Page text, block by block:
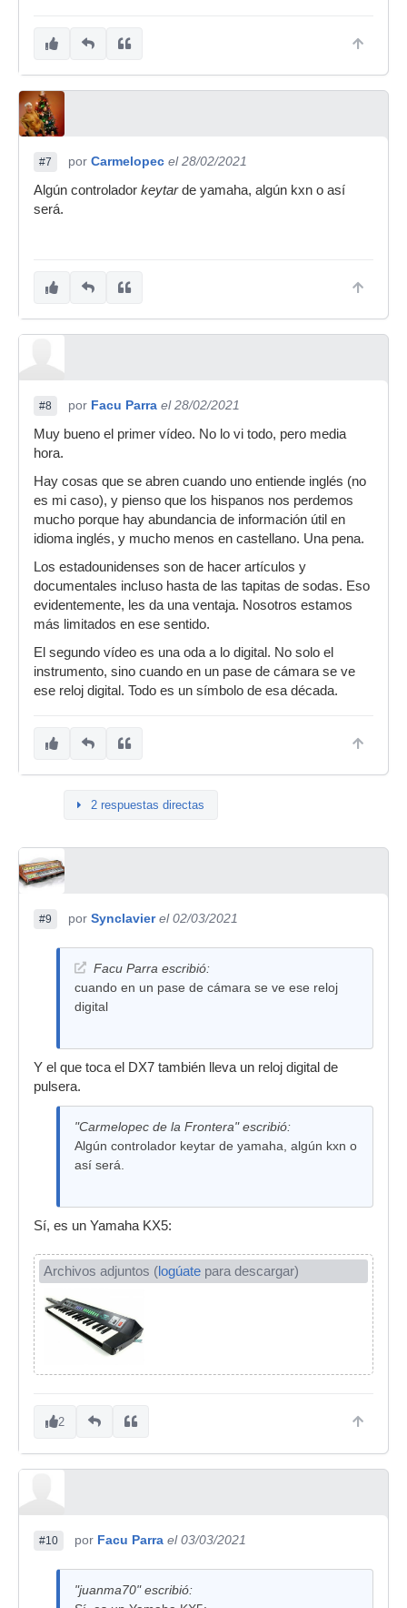
#7 por Carmelopec el 28/02/2021
Algún controlador keytarde yamaha, algún kxn o así
será.
#8 por Facu Parra el 28/02/2021
Muy bueno el primer vídeo. No lo vi todo, pero media
hora.
Hay cosas que se abren cuando uno entiende inglés (no
es mi caso), y pienso que los hispanos nos perdemos
mucho porque hay abundancia de información útil en
idioma inglés, y mucho menos en castellano. Una pena.
Los estadounidenses son de hacer artículos y
documentales incluso hasta de las tapitas de sodas. Eso
evidentemente, les da una ventaja. Nosotros estamos
más limitados en ese sentido.
El segundo vídeo es una oda a lo digital. No solo el
instrumento, sino cuando en un pase de cámara se ve
ese reloj digital. Todo es un símbolo de esa década.
2 respuestas directas
#9 por Synclavier el 02/03/2021
Facu Parra escribió:
cuando en un pase de cámara se ve ese reloj
digital
Y el que toca el DX7 también lleva un reloj digital de
pulsera.
"Carmelopec de la Frontera" escribió:
Algún controlador keytar de yamaha, algún kxn o
así será.
Sí, es un Yamaha KX5:
Archivos adjuntos (logúate para descargar)
2
#10 por Facu Parra el 03/03/2021
"juanma70" escribió: